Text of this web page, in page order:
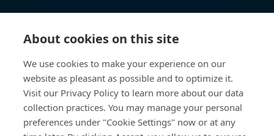
About cookies on this site
We use cookies to make your experience on our
website as pleasant as possible and to optimize it.
Visit our Privacy Policy to learn more about our data
collection practices. You may manage your personal
preferences under "Cookie Settings" now or at any
Centre de connaissances
Qui sommes-nous
Bossard Suisse